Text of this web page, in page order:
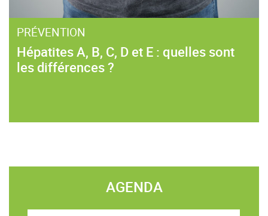
PRÉVENTION
Hépatites A, B, C, D et E : quelles sont
les différences ?
AGENDA